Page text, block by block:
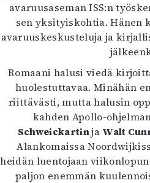
avaruusaseman ISS:n
sen yksityiskohtia. Hänen
avaruuskeskusteluja ja
Romaani halusi viedä
huolestuttavaa. Minähän
riittävästi, mutta halusin
kahden Apollo-
Schweickartinja Walt
Alankomaissa
heidän luentojaan
paljon enemmän